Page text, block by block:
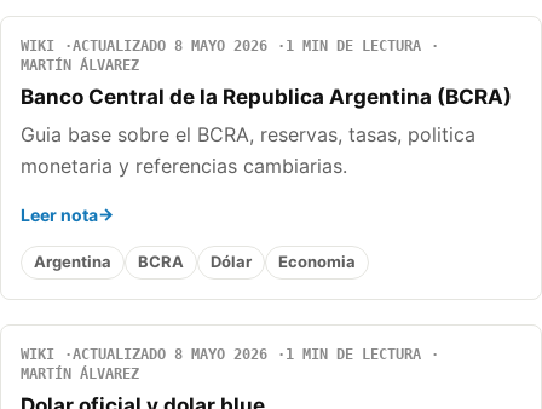
WIKI ACTUALIZADO 8 MAYO 2026
1 MIN DE LECTURA
MARTÍN ÁLVAREZ
Banco Central de la Republica Argentina (BCRA)
Guia base sobre el BCRA, reservas, tasas, politica
monetaria y referencias cambiarias.
Leer nota
Argentina BCRA Dólar Economia
WIKI ACTUALIZADO 8 MAYO 2026
1 MIN DE LECTURA
MARTÍN ÁLVAREZ